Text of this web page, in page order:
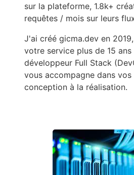
sur la plateforme, 1.8k+
requêtes / mois sur leurs
J'ai créé gicma.dev en
votre service plus de 15
développeur Full Stack
vous accompagne dans
conception à la réalisation.